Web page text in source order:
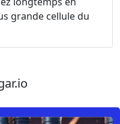
grande cellule du